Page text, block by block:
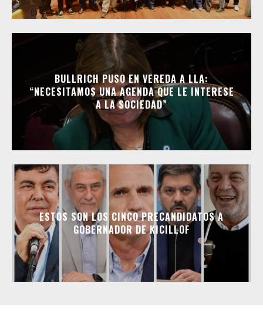
BULLRICH PUSO EN VEREDA A LLA:
“NECESITAMOS UNA AGENDA QUE LE INTERESE
A LA SOCIEDAD”
ESTOS SON LOS CINCO PRECANDIDATOS A
GOBERNADOR DE KICILLOF